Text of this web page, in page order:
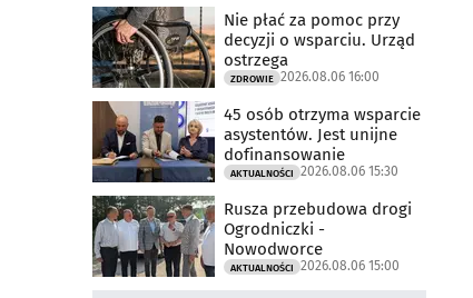
Nie płać za pomoc przy
decyzji o wsparciu. Urząd
ostrzega
ZDROWIE 2026.08.06 16:00
45 osób otrzyma wsparcie
asystentów. Jest unijne
dofinansowanie
AKTUALNOŚCI 2026.08.06 15:30
Rusza przebudowa drogi
Ogrodniczki -
Nowodworce
AKTUALNOŚCI 2026.08.06 15:00